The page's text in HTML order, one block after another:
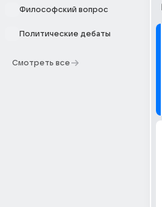
Философский вопрос
Политические дебаты
Смотреть все